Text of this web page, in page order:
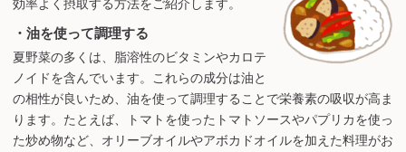
効率よく摂取する方法をご紹介します。
・油を使って調理する
夏野菜の多くは、脂溶性のビタミンやカロテ
ノイドを含んでいます。これらの成分は油と
の相性が良いため、油を使って調理することで栄養素の吸収が高ま
ります。たとえば、トマトを使ったトマトソースやパプリカを使っ
た炒め物など、オリーブオイルやアボカドオイルを加えた料理がお